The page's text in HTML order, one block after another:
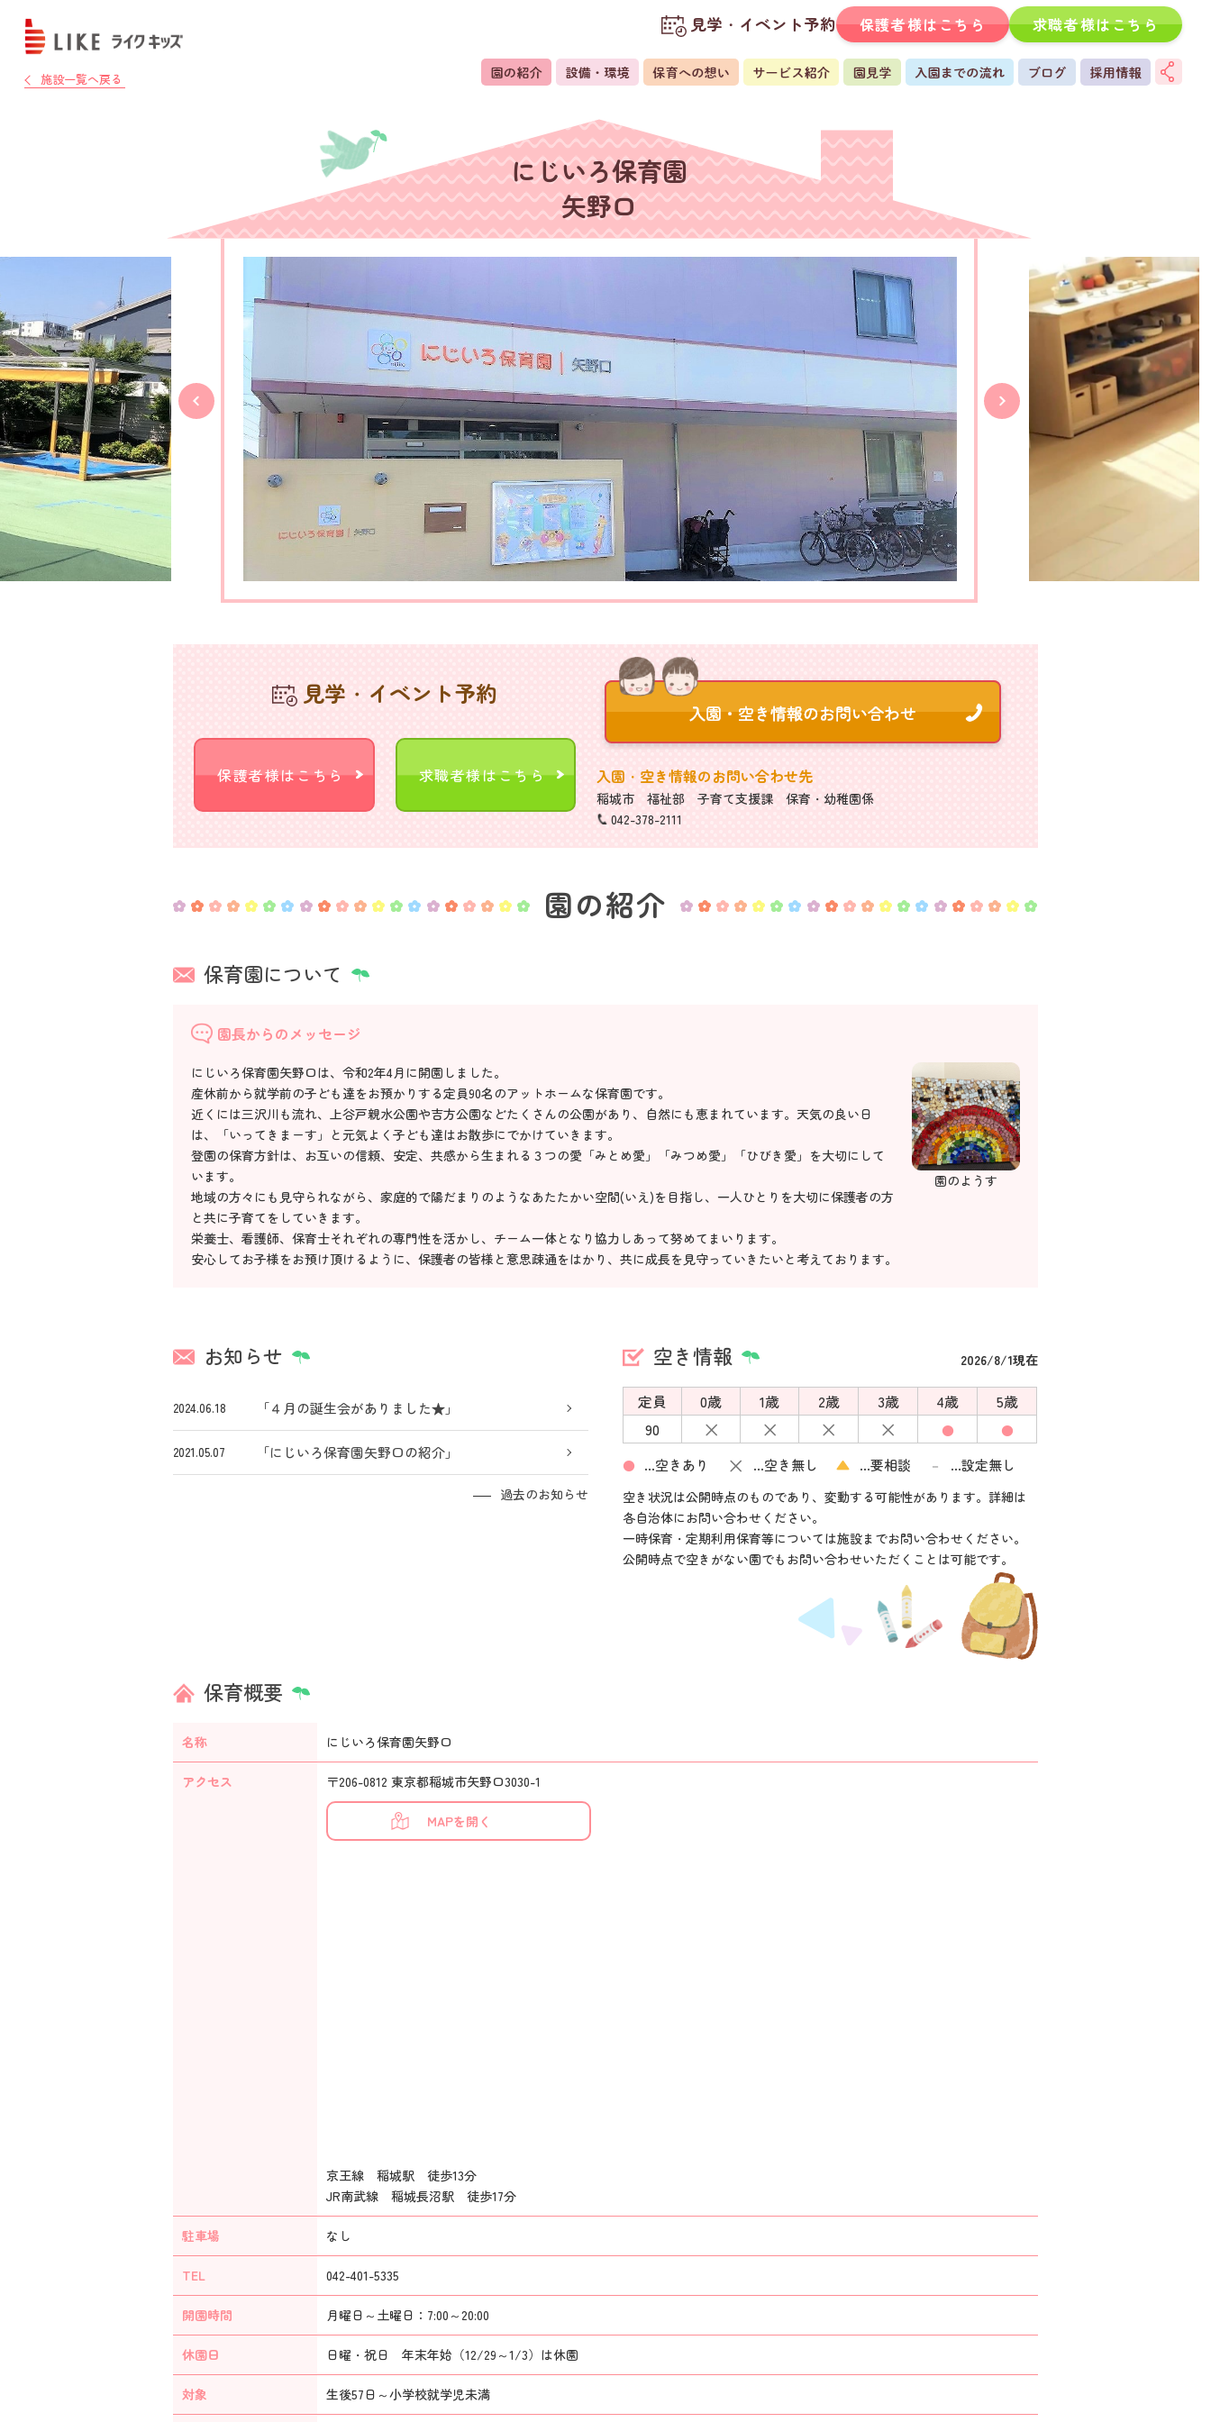
施設一覧へ戻る
見学・イベント予約 保護者様はこちら 求職者様はこちら
にじいろ保育園
矢野口
見学・イベント予約
保護者様はこちら 求職者様はこちら 入園・空き情報のお問い合わせ先
稲城市 福祉部 子育て支援課 保育・幼稚園係
042-378-2111
園の紹介
保育園について
園長からのメッセージ
園のようす
にじいろ保育園矢野口は、令和2年4月に開園しました。
産休前から就学前の子ども達をお預かりする定員90名のアットホームな保育園です。
近くには三沢川も流れ、上谷戸親水公園や吉方公園などたくさんの公園があり、自然にも恵まれています。天気の良い日
は、「いってきまーす」と元気よく子ども達はお散歩にでかけていきます。
登園の保育方針は、お互いの信頼、安定、共感から生まれる３つの愛「みとめ愛」「みつめ愛」「ひびき愛」を大切にして
います。
地域の方々にも見守られながら、家庭的で陽だまりのようなあたたかい空間(いえ)を目指し、一人ひとりを大切に保護者の方
と共に子育てをしていきます。
栄養士、看護師、保育士それぞれの専門性を活かし、チーム一体となり協力しあって努めてまいります。
安心してお子様をお預け頂けるように、保護者の皆様と意思疎通をはかり、共に成長を見守っていきたいと考えております。
お知らせ
2024.06.18 「４月の誕生会がありました★」
2021.05.07 「にじいろ保育園矢野口の紹介」
過去のお知らせ
空き情報 2026/8/1現在
定員 0歳 1歳 2歳 3歳 4歳
5歳
90
× × × × ●
●
● …空きあり × …空き無し ▲ …要相談 － …設定無し
空き状況は公開時点のものであり、変動する可能性があります。詳細は
各自治体にお問い合わせください。
一時保育・定期利用保育等については施設までお問い合わせください。
公開時点で空きがない園でもお問い合わせいただくことは可能です。
保育概要
名称 にじいろ保育園矢野口
アクセス 〒206-0812 東京都稲城市矢野口3030-1
MAPを開く
京王線 稲城駅 徒歩13分
JR南武線 稲城長沼駅 徒歩17分
駐車場 なし
TEL 042-401-5335
開園時間 月曜日～土曜日：7:00～20:00
休園日 日曜・祝日 年末年始（12/29～1/3）は休園
対象 生後57日～小学校就学児未満